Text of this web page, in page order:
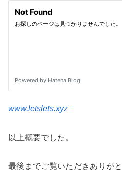
www.letslets.xyz
以上概要でした。
最後までご覧いただきありが